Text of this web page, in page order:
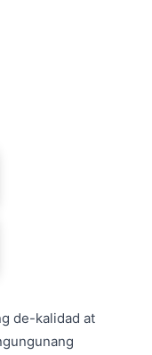
de-kalidad at